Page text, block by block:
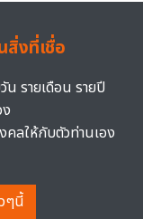
สิ่งที่เชื่อ
น รายเดือน รายปี
คลให้กับตัวท่านเอง
ๆนี้